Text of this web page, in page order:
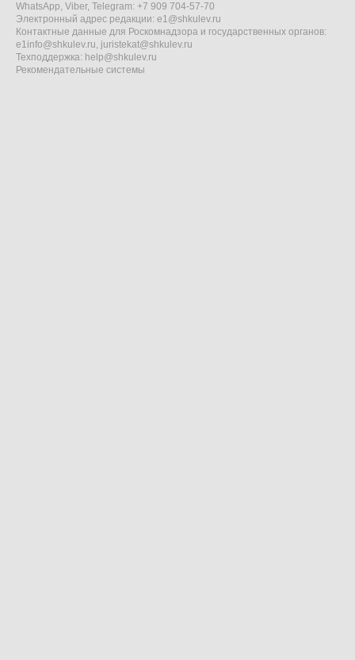
WhatsApp, Viber, Telegram: +7 909 704-57-70
Электронный адрес редакции: e1@shkulev.ru
Контактные данные для Роскомнадзора и государственных органов:
e1info@shkulev.ru, juristekat@shkulev.ru
Техподдержка: help@shkulev.ru
Рекомендательные системы